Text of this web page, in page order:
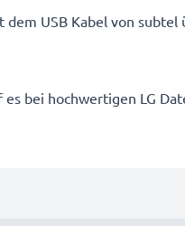
USB Kabel von
bei hochwertigen LG